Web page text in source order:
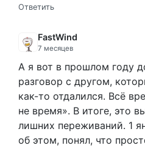
Ответить
FastWind
7 месяцев
А я вот в прошлом году
разговор с другом,
как-то отдалился. Всё
не время». В итоге, это
лишних переживаний. 1
об этом, понял, что